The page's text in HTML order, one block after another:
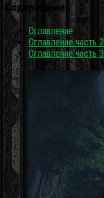
Содержание
Оглавление
Оглавление часть 2
Оглавление часть 3